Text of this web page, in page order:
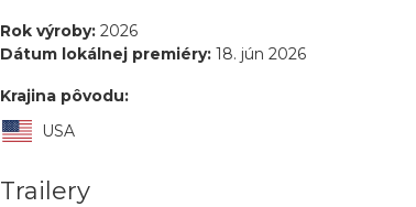
Rok výroby: 2026
Dátum lokálnej premiéry: 18. jún 2026
Krajina pôvodu:
USA
Trailery